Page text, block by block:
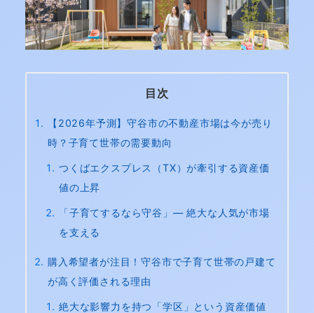
目次
【2026年予測】守谷市の不動産市場は今が売り
時？子育て世帯の需要動向
つくばエクスプレス（TX）が牽引する資産価
値の上昇
「子育てするなら守谷」― 絶大な人気が市場
を支える
購入希望者が注目！守谷市で子育て世帯の戸建て
が高く評価される理由
絶大な影響力を持つ「学区」という資産価値